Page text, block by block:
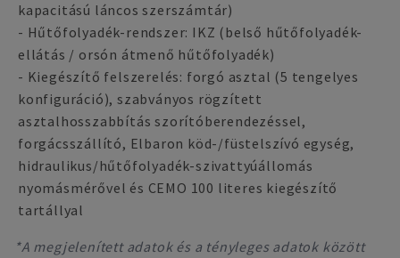
kapacitású láncos szerszámtár)
- Hűtőfolyadék-rendszer: IKZ (belső hűtőfolyadék-
ellátás / orsón átmenő hűtőfolyadék)
- Kiegészítő felszerelés: forgó asztal (5 tengelyes
konfiguráció), szabványos rögzített
asztalhosszabbítás szorítóberendezéssel,
forgácsszállító, Elbaron köd-/füstelszívó egység,
hidraulikus/hűtőfolyadék-szivattyúállomás
nyomásmérővel és CEMO 100 literes kiegészítő
tartállyal
*A megjelenített adatok és a tényleges adatok között